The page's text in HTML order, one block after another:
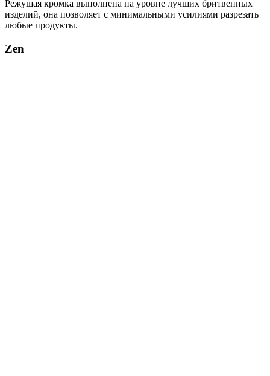
Режущая кромка выполнена на уровне лучших бритвенных
изделий, она позволяет с минимальными усилиями разрезать
любые продукты.
Zen